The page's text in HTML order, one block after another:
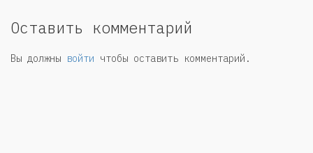
Оставить комментарий
Вы должны войти чтобы оставить комментарий.